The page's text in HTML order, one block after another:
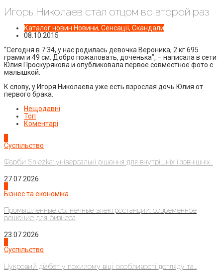
Игорь Николаев стал отцом во второй раз
Каталог новин Новини, Сенсації, Скандали
08.10.2015
“Сегодня в 7:34, у нас родилась девочка Вероника, 2 кг 695
грамм и 49 см. Добро пожаловать, доченька”, – написала в сети
Юлия Проскурякова и опубликовала первое совместное фото с
малышкой.
К слову, у Игоря Николаева уже есть взрослая дочь Юлия от
первого брака.
Нещодавні
Топ
Коментарі
Суспільство
Фарби Sniezka: універсальні рішення для внутрішніх і зовнішніх...
27.07.2026
Бізнес та економіка
Промышленные солнечные электростанции: современное
решение для бизнеса
23.07.2026
Суспільство
Цукровий діабет у похилому віці: особливості догляду та...